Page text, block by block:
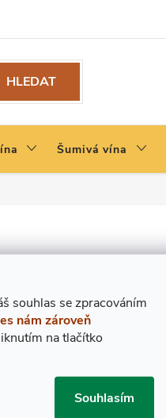
souhlas se zpracováním
nám zároveň
na tlačítko
Souhlasím
HLEDAT
Šumivá vína